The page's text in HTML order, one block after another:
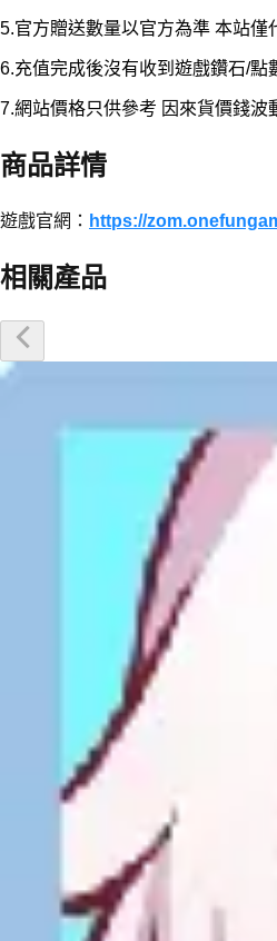
5.官方贈送數量以官方為準 本站僅
6.充值完成後沒有收到遊戲鑽石/
7.網站價格只供參考 因來貨價錢
商品詳情
遊戲官網： https://
相關產品